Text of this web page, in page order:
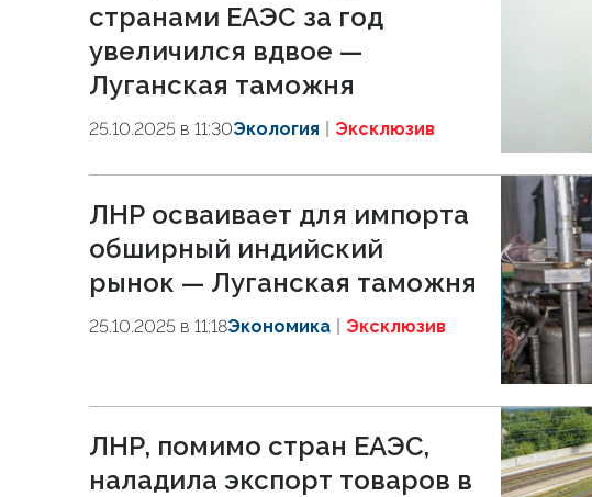
странами ЕАЭС за год
увеличился вдвое —
Луганская таможня
25.10.2025 в 11:30Экология Эксклюзив
ЛНР осваивает для импорта
обширный индийский
рынок — Луганская таможня
25.10.2025 в 11:18Экономика Эксклюзив
ЛНР, помимо стран ЕАЭС,
наладила экспорт товаров в